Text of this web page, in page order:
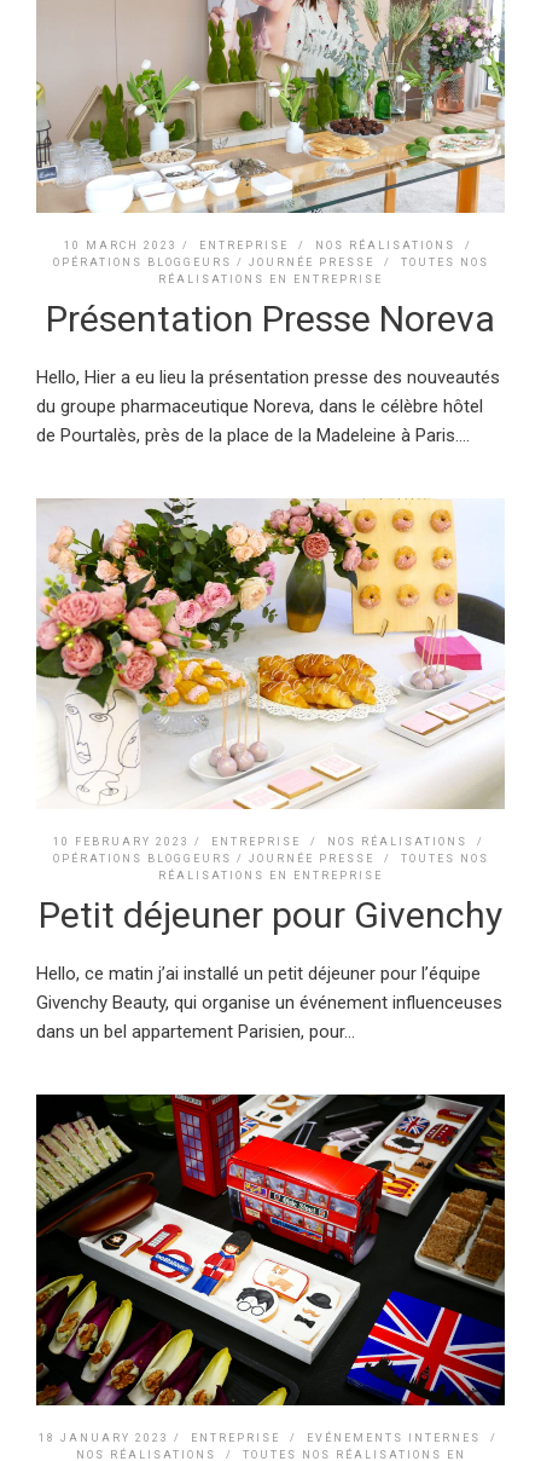
10 MARCH 2023 / ENTREPRISE / NOS RÉALISATIONS
/
OPÉRATIONS BLOGGEURS / JOURNÉE PRESSE
/ TOUTES NOS
RÉALISATIONS EN ENTREPRISE
Présentation Presse Noreva
Hello, Hier a eu lieu la présentation presse des nouveautés
du groupe pharmaceutique Noreva, dans le célèbre hôtel
de Pourtalès, près de la place de la Madeleine à Paris....
10 FEBRUARY 2023 / ENTREPRISE / NOS RÉALISATIONS
/
OPÉRATIONS BLOGGEURS / JOURNÉE PRESSE
/ TOUTES NOS
RÉALISATIONS EN ENTREPRISE
Petit déjeuner pour Givenchy
Hello, ce matin j’ai installé un petit déjeuner pour l’équipe
Givenchy Beauty, qui organise un événement influenceuses
dans un bel appartement Parisien, pour...
18 JANUARY 2023 / ENTREPRISE / EVÉNEMENTS INTERNES
/
NOS RÉALISATIONS
/ TOUTES NOS RÉALISATIONS EN